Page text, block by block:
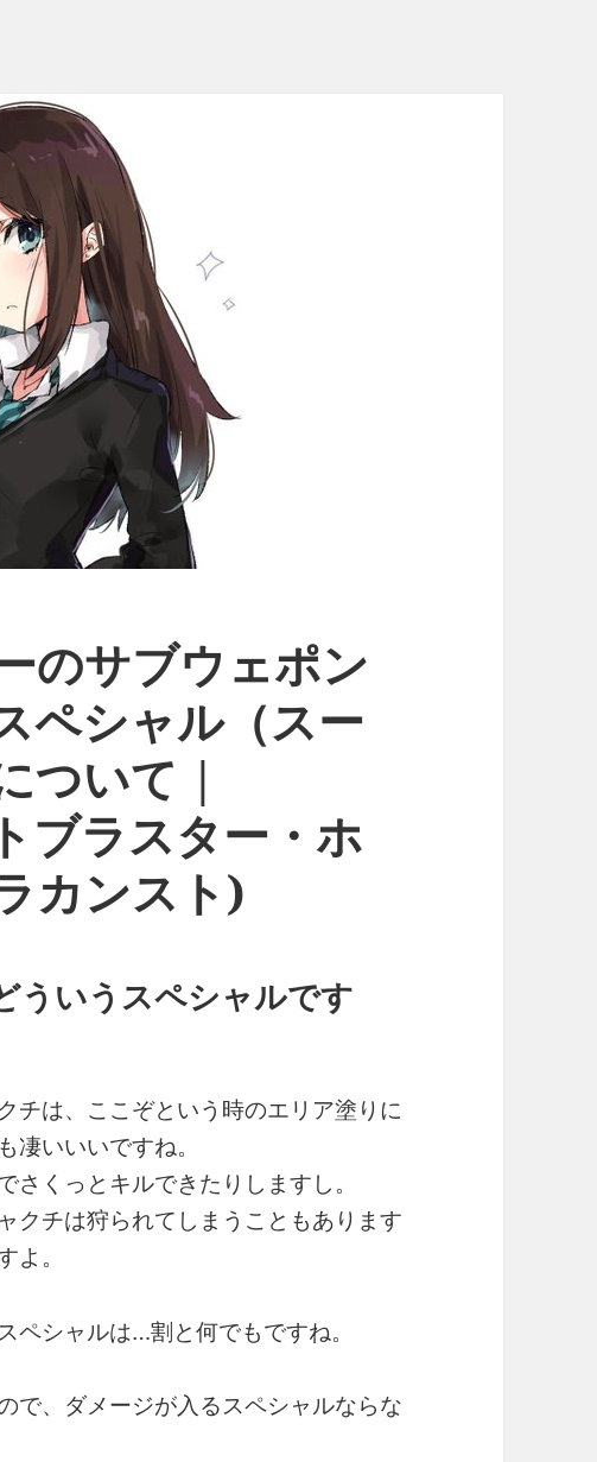
のサブウェポン
ペシャル（スー
ついて |
ラスター・ホ
カンスト)
ういうスペシャルです
チは、ここぞという時のエリア塗りに
凄いいいですね。
くっとキルできたりしますし。
クチは狩られてしまうこともあります
。
ペシャルは…割と何でもですね。
で、ダメージが入るスペシャルならな